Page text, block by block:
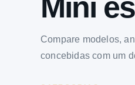
Mini
Compare modelos,
concebidas com um